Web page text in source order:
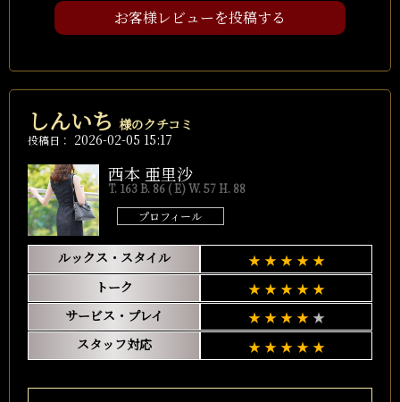
お客様レビューを投稿する
しんいち 様のクチコミ
投稿日： 2026-02-05 15:17
西本 亜里沙
T. 163 B. 86 ( E) W. 57 H. 88
プロフィール
ルックス・スタイル
トーク
サービス・プレイ
スタッフ対応